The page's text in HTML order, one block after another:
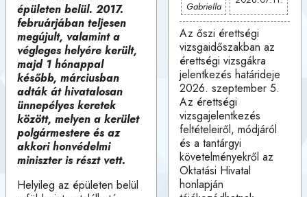
épületen belül. 2017.
februárjában teljesen
megújult, valamint a
végleges helyére került,
majd 1 hónappal
később, márciusban
adták át hivatalosan
ünnepélyes keretek
között, melyen a kerület
polgármestere és az
akkori honvédelmi
miniszter is részt vett.
Helyileg az épületen belül
Gabriella
Az őszi érettségi
vizsgaidőszakban az
érettségi vizsgákra
jelentkezés határideje
2026. szeptember 5.
Az érettségi
vizsgajelentkezés
feltételeiről, módjáról
és a tantárgyi
követelményekről az
Oktatási Hivatal
honlapján